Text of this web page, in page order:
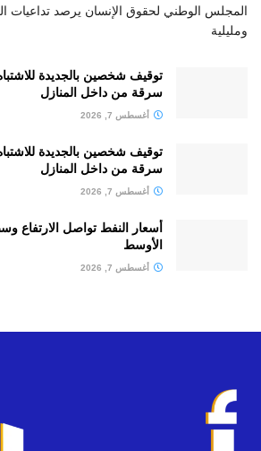
المجلس الوطني لحقوق الإنسان يرصد تداعيات
ومليلية
توقيف شخصين بالجديدة
سرقة من داخل المنازل
أغسطس 7, 2026
توقيف شخصين بالجديدة
سرقة من داخل المنازل
أغسطس 7, 2026
أسعار النفط تواصل الارتفاع
الأوسط
أغسطس 7, 2026